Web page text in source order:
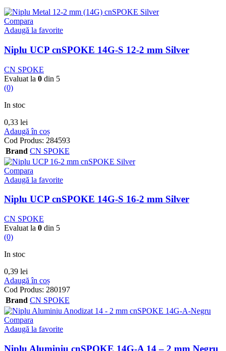
Compara
Adaugă la favorite
Niplu UCP cnSPOKE 14G-S 12-2 mm Silver
CN SPOKE
Evaluat la 0 din 5
(0)
In stoc
0,33 lei
Adaugă în coș
Cod Produs: 284593
Brand CN SPOKE
Compara
Adaugă la favorite
Niplu UCP cnSPOKE 14G-S 16-2 mm Silver
CN SPOKE
Evaluat la 0 din 5
(0)
In stoc
0,39 lei
Adaugă în coș
Cod Produs: 280197
Brand CN SPOKE
Compara
Adaugă la favorite
Niplu Aluminiu cnSPOKE 14G-A 14 – 2 mm Negru